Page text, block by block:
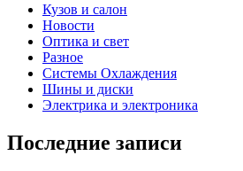
Кузов и салон
Новости
Оптика и свет
Разное
Системы Охлаждения
Шины и диски
Электрика и электроника
Последние записи